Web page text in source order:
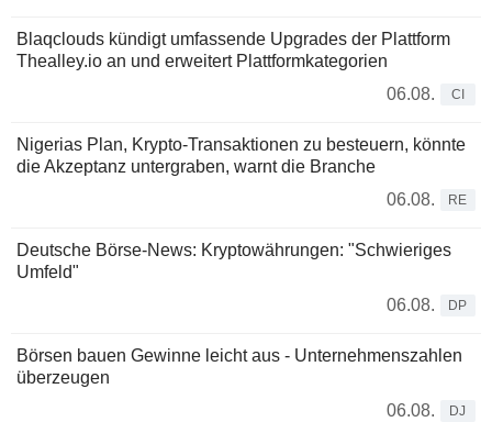
Blaqclouds kündigt umfassende Upgrades der Plattform
Thealley.io an und erweitert Plattformkategorien
06.08.
CI
Nigerias Plan, Krypto-Transaktionen zu besteuern, könnte
die Akzeptanz untergraben, warnt die Branche
06.08.
RE
Deutsche Börse-News: Kryptowährungen: "Schwieriges
Umfeld"
06.08.
DP
Börsen bauen Gewinne leicht aus - Unternehmenszahlen
überzeugen
06.08.
DJ